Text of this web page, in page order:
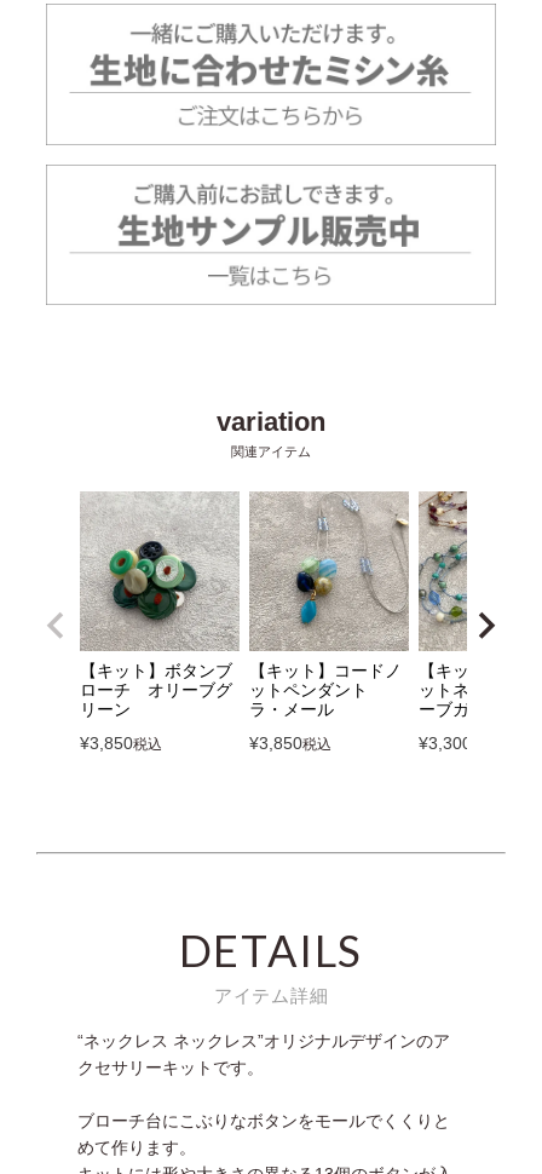
【キット】ボタンブ
ローチ オリーブグ
リーン
¥3,850税込
【キット】コードノ
ットペンダント
ラ・メール
¥3,850税込
【キット】コ
ットネックレ
ーブガーデン
¥3,300
DETAILS
アイテム詳細
“ネックレス ネックレス”オリジナルデザインのア
クセサリーキットです。
ブローチ台にこぶりなボタンをモールでくくりと
めて作ります。